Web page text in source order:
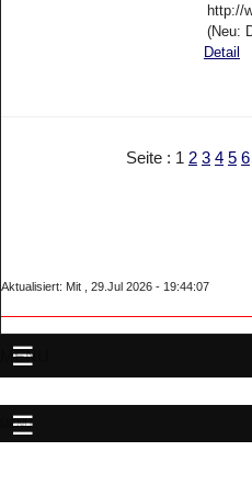
http://
(Neu:
Detail
Seite : 1 2 3 4 5 6
Aktualisiert: Mit , 29.Jul 2026 - 19:44:07
MENU
MENU